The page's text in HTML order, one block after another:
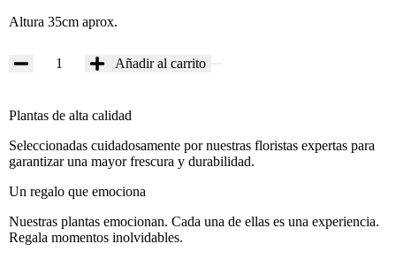
Altura 35cm aprox.
Añadir al carrito
Plantas de alta calidad
Seleccionadas cuidadosamente por nuestras floristas expertas para
garantizar una mayor frescura y durabilidad.
Un regalo que emociona
Nuestras plantas emocionan. Cada una de ellas es una experiencia.
Regala momentos inolvidables.